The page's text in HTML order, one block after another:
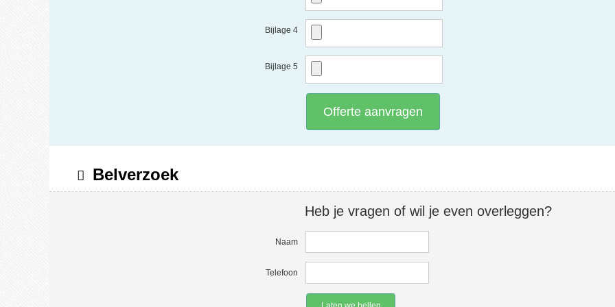
Bijlage 4
Bijlage 5
Offerte aanvragen
Belverzoek
Heb je vragen of wil je even overleggen?
Naam
Telefoon